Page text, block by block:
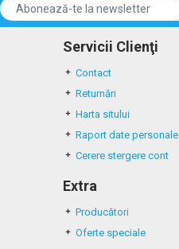
Servicii Clienţi
Contact
Returnări
Harta sitului
Raport date personale
Cerere stergere cont
Extra
Producători
Oferte speciale